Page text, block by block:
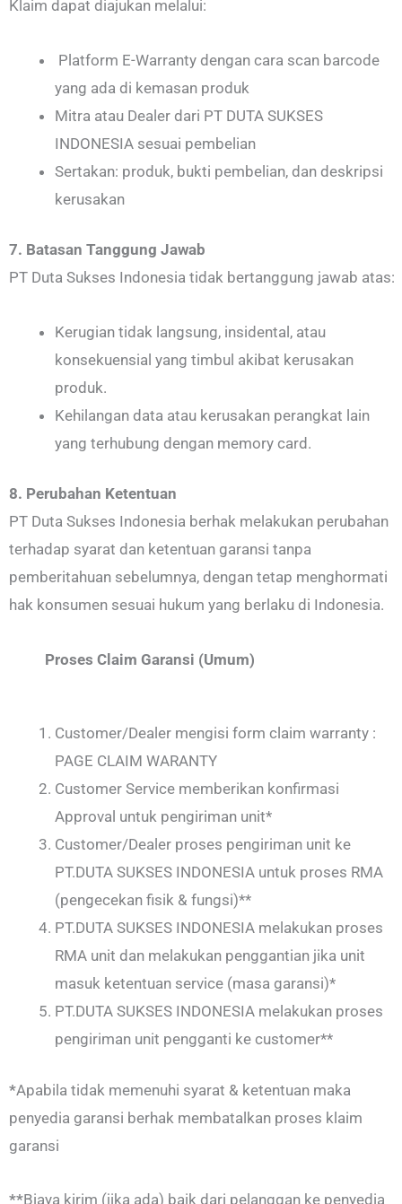
Klaim dapat diajukan melalui:
Platform E-Warranty dengan cara scan barcode
yang ada di kemasan produk
Mitra atau Dealer dari PT DUTA SUKSES
INDONESIA sesuai pembelian
Sertakan: produk, bukti pembelian, dan deskripsi
kerusakan
7. Batasan Tanggung Jawab
PT Duta Sukses Indonesia tidak bertanggung jawab atas:
Kerugian tidak langsung, insidental, atau
konsekuensial yang timbul akibat kerusakan
produk.
Kehilangan data atau kerusakan perangkat lain
yang terhubung dengan memory card.
8. Perubahan Ketentuan
PT Duta Sukses Indonesia berhak melakukan perubahan
terhadap syarat dan ketentuan garansi tanpa
pemberitahuan sebelumnya, dengan tetap menghormati
hak konsumen sesuai hukum yang berlaku di Indonesia.
Proses Claim Garansi (Umum)
Customer/Dealer mengisi form claim warranty :
PAGE CLAIM WARANTY
Customer Service memberikan konfirmasi
Approval untuk pengiriman unit*
Customer/Dealer proses pengiriman unit ke
PT.DUTA SUKSES INDONESIA untuk proses RMA
(pengecekan fisik & fungsi)**
PT.DUTA SUKSES INDONESIA melakukan proses
RMA unit dan melakukan penggantian jika unit
masuk ketentuan service (masa garansi)*
PT.DUTA SUKSES INDONESIA melakukan proses
pengiriman unit pengganti ke customer**
*Apabila tidak memenuhi syarat & ketentuan maka
penyedia garansi berhak membatalkan proses klaim
garansi
**Biaya kirim (jika ada) baik dari pelanggan ke penyedia